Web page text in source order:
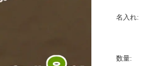
名入れ:
数量: